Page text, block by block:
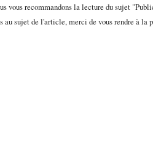
vous recommandons la lecture du sujet
au sujet de l'article, merci de vous rendre à la